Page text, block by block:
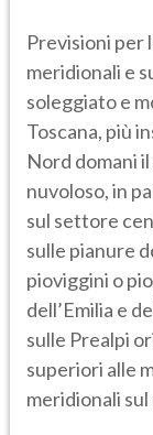
Previsioni per
meridionali e
soleggiato e
Toscana, più
Nord domani
nuvoloso, in
sul settore
sulle pianure
pioviggini o
dell’Emilia e
sulle Prealpi
superiori alle
meridionali